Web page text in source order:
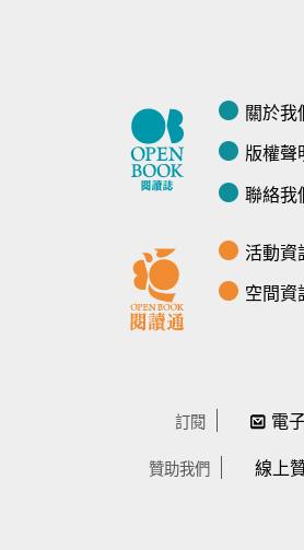
關於我
版權聲
聯絡我
活動資
空間資
訂閱 電
贊助我們 線上